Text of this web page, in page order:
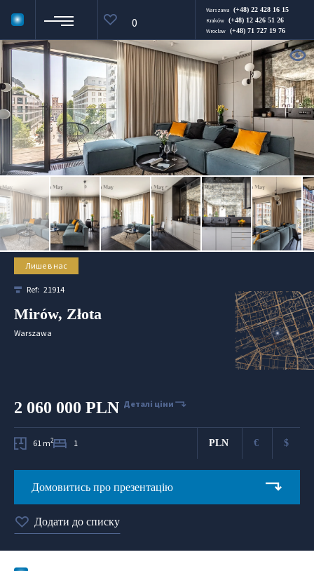
0
Warszawa (+48) 22 428 16 15
Kraków (+48) 12 426 51 26
Wroclaw (+48) 71 727 19 76
Лише в нас
Ref: 21914
Mirów, Złota
Warszawa
2 060 000 PLN Деталі ціни
61 m2 1 PLN € $
Домовитись про презентацію
Додати до списку